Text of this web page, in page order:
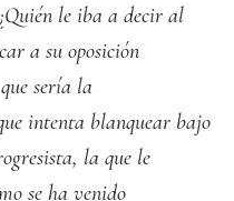
le iba a decir al
a su oposición
sería la
intenta blanquear bajo
la que le
se ha venido